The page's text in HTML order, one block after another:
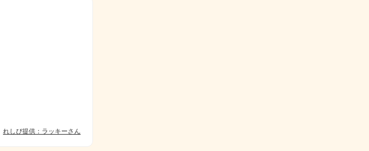
れしぴ提供：ラッキーさん